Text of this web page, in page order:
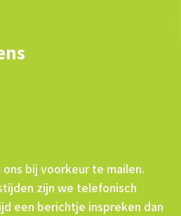
bij voorkeur te mailen.
zijn we telefonisch
een berichtje inspreken dan